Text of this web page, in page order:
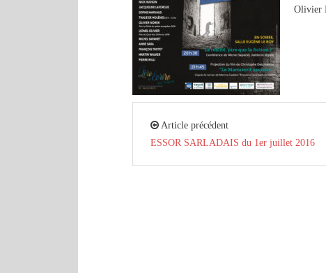
Olivier
Article précédent
ESSOR SARLADAIS du 1er juillet 2016